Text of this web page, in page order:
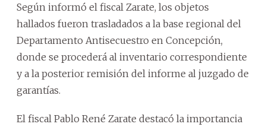
Según informó el fiscal Zarate, los objetos
hallados fueron trasladados a la base regional del
Departamento Antisecuestro en Concepción,
donde se procederá al inventario correspondiente
y a la posterior remisión del informe al juzgado de
garantías.
El fiscal Pablo René Zarate destacó la importancia